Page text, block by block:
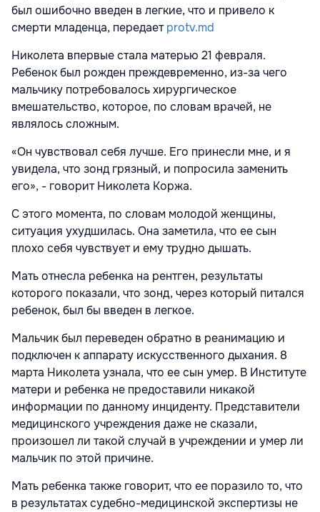
был ошибочно введен в легкие, что и привело к
смерти младенца, передаетprotv.md
Николета впервые стала матерью 21 февраля.
Ребенок был рожден преждевременно, из-за чего
мальчику потребовалось хирургическое
вмешательство, которое, по словам врачей, не
являлось сложным.
«Он чувствовал себя лучше. Его принесли мне, и я
увидела, что зонд грязный, и попросила заменить
его», - говорит Николета Коржа.
С этого момента, по словам молодой женщины,
ситуация ухудшилась. Она заметила, что ее сын
плохо себя чувствует и ему трудно дышать.
Мать отнесла ребенка на рентген, результаты
которого показали, что зонд, через который питался
ребенок, был бы введен в легкое.
Мальчик был переведен обратно в реанимацию и
подключен к аппарату искусственного дыхания. 8
марта Николета узнала, что ее сын умер. В Институте
матери и ребенка не предоставили никакой
информации по данному инциденту. Представители
медицинского учреждения даже не сказали,
произошел ли такой случай в учреждении и умер ли
мальчик по этой причине.
Мать ребенка также говорит, что ее поразило то, что
в результатах судебно-медицинской экспертизы не